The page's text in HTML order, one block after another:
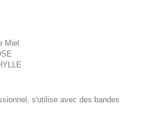
Miel
s'utilise avec des bandes